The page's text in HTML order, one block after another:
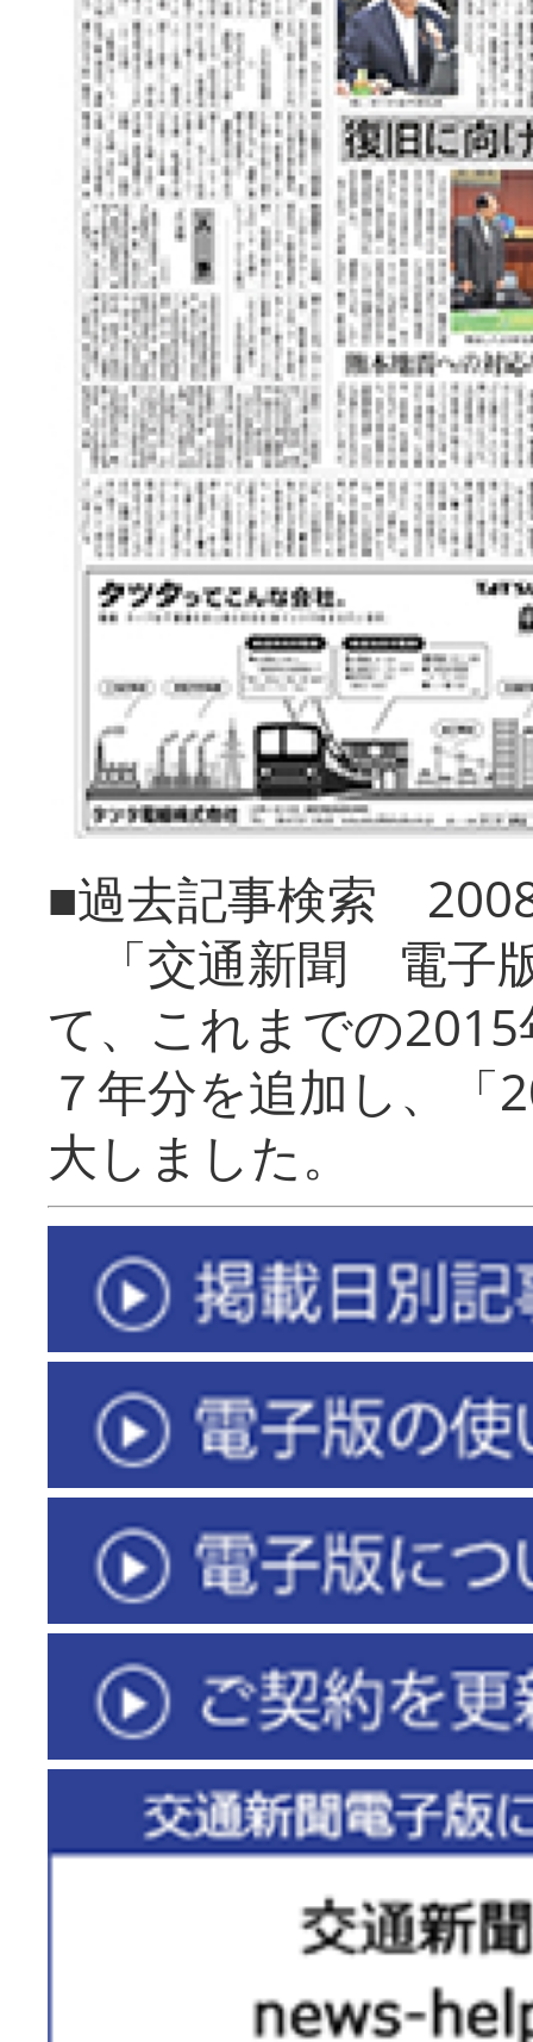
■過去記事検索
「交通新聞 電子
て、これまでの
７年分を追加し、「
大しまし